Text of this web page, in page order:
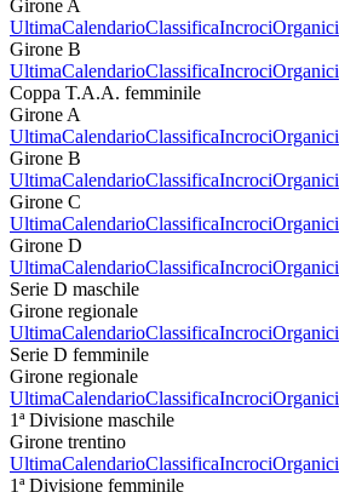
Girone A
UltimaCalendarioClassificaIncrociOrganici
Girone B
UltimaCalendarioClassificaIncrociOrganici
Coppa T.A.A. femminile
Girone A
UltimaCalendarioClassificaIncrociOrganici
Girone B
UltimaCalendarioClassificaIncrociOrganici
Girone C
UltimaCalendarioClassificaIncrociOrganici
Girone D
UltimaCalendarioClassificaIncrociOrganici
Serie D maschile
Girone regionale
UltimaCalendarioClassificaIncrociOrganici
Serie D femminile
Girone regionale
UltimaCalendarioClassificaIncrociOrganici
1ª Divisione maschile
Girone trentino
UltimaCalendarioClassificaIncrociOrganici
1ª Divisione femminile